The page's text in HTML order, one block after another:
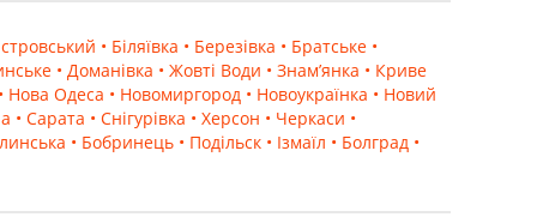
• Біляївка • Березівка • Братське •
• Доманівка • Жовті Води • Знам’янка • Криве
Нова Одеса • Новомиргород • Новоукраїнка • Новий
• Сарата • Снігурівка • Херсон • Черкаси •
• Бобринець • Подільск • Ізмаїл • Болград •